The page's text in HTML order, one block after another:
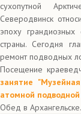
сухопутной
Северодвинск
эпоху грандиозных
страны. Сегодня
ремонт подводных
Посещение
занятие
атомной
Обед в Архангельске.